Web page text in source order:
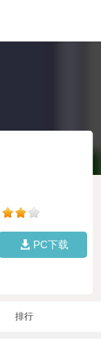
PC下载
排行